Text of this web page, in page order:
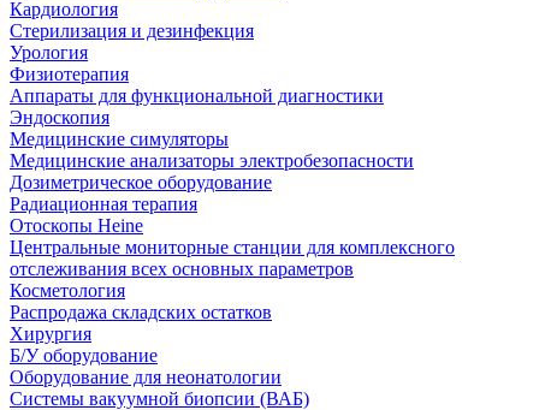
Кардиология
Стерилизация и дезинфекция
Урология
Физиотерапия
Аппараты для функциональной диагностики
Эндоскопия
Медицинские симуляторы
Медицинские анализаторы электробезопасности
Дозиметрическое оборудование
Радиационная терапия
Отоскопы Heine
Центральные мониторные станции для комплексного
отслеживания всех основных параметров
Косметология
Распродажа складских остатков
Хирургия
Б/У оборудование
Оборудование для неонатологии
Системы вакуумной биопсии (ВАБ)